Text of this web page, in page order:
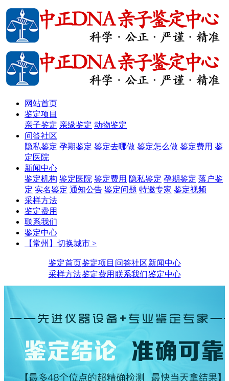
网站首页
鉴定项目
亲子鉴定 亲缘鉴定 动物鉴定
问答社区
隐私鉴定 孕期鉴定 鉴定去哪做 鉴定怎么做 鉴定费用 鉴
定医院
新闻中心
鉴定机构 鉴定医院 鉴定费用 隐私鉴定 孕期鉴定 落户鉴
定 实名鉴定 通知公告 鉴定问题 特邀专家 鉴定视频
采样方法
鉴定费用
联系我们
鉴定中心
【常州】切换城市 >
鉴定首页鉴定项目 问答社区新闻中心
采样方法鉴定费用 联系我们鉴定中心